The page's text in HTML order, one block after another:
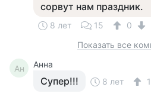
сорвут нам праздник.
8 лет 15
0
Показать все
Ан Анна
Супер!!! 8 лет 1